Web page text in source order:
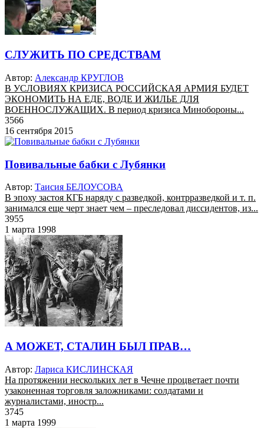
СЛУЖИТЬ ПО СРЕДСТВАМ
Автор: Александр КРУГЛОВ
В УСЛОВИЯХ КРИЗИСА РОССИЙСКАЯ АРМИЯ БУДЕТ
ЭКОНОМИТЬ НА ЕДЕ, ВОДЕ И ЖИЛЬЕ ДЛЯ
ВОЕННОСЛУЖАЩИХ. В период кризиса Минобороны...
3566
16 сентября 2015
Повивальные бабки с Лубянки
Автор: Таисия БЕЛОУСОВА
В эпоху застоя КГБ наряду с разведкой, контрразведкой и т. п.
занимался еще черт знает чем – преследовал диссидентов, из...
3955
1 марта 1998
А МОЖЕТ, СТАЛИН БЫЛ ПРАВ…
Автор: Лариса КИСЛИНСКАЯ
На протяжении нескольких лет в Чечне процветает почти
узаконенная торговля заложниками: солдатами и
журналистами, иностр...
3745
1 марта 1999